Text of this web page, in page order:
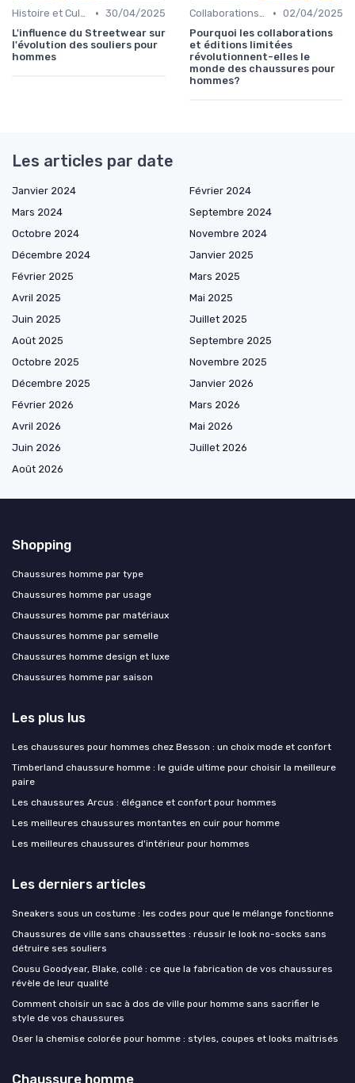
Histoire et Culture de la Chaussure • 30/04/2025
L'influence du Streetwear sur
l'évolution des souliers pour
hommes
Collaborations et Éditions Limitées • 02/04/2025
Pourquoi les collaborations
et éditions limitées
révolutionnent-elles le
monde des chaussures pour
hommes?
Les articles par date
Janvier 2024
Février 2024
Mars 2024
Septembre 2024
Octobre 2024
Novembre 2024
Décembre 2024
Janvier 2025
Février 2025
Mars 2025
Avril 2025
Mai 2025
Juin 2025
Juillet 2025
Août 2025
Septembre 2025
Octobre 2025
Novembre 2025
Décembre 2025
Janvier 2026
Février 2026
Mars 2026
Avril 2026
Mai 2026
Juin 2026
Juillet 2026
Août 2026
Shopping
Chaussures homme par type
Chaussures homme par usage
Chaussures homme par matériaux
Chaussures homme par semelle
Chaussures homme design et luxe
Chaussures homme par saison
Les plus lus
Les chaussures pour hommes chez Besson : un choix mode et confort
Timberland chaussure homme : le guide ultime pour choisir la meilleure
paire
Les chaussures Arcus : élégance et confort pour hommes
Les meilleures chaussures montantes en cuir pour homme
Les meilleures chaussures d'intérieur pour hommes
Les derniers articles
Sneakers sous un costume : les codes pour que le mélange fonctionne
Chaussures de ville sans chaussettes : réussir le look no-socks sans
détruire ses souliers
Cousu Goodyear, Blake, collé : ce que la fabrication de vos chaussures
révèle de leur qualité
Comment choisir un sac à dos de ville pour homme sans sacrifier le
style de vos chaussures
Oser la chemise colorée pour homme : styles, coupes et looks maîtrisés
Chaussure homme